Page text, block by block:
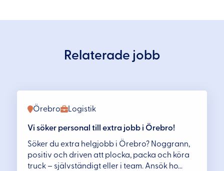
Relaterade jobb
Logistik
Örebro
Vi söker personal till extra jobb i Örebro!
Söker du extra helgjobb i Örebro? Noggrann,
positiv och driven att plocka, packa och köra
truck – självständigt eller i team. Ansök ho...